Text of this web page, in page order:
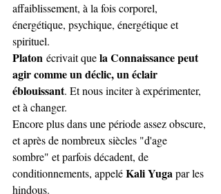
affaiblissement, à la fois corporel,
énergétique, psychique, énergétique et
spirituel.
Platon écrivait que la Connaissance peut
agir comme un déclic, un éclair
éblouissant. Et nous inciter à expérimenter,
et à changer.
Encore plus dans une période assez obscure,
et après de nombreux siècles "d'age
sombre" et parfois décadent, de
conditionnements, appelé Kali Yuga par les
hindous.